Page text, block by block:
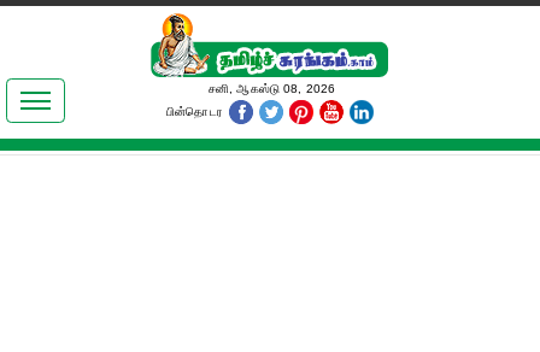
இலக்கியங்கள்
தமிழ் உலகம்
சனி, ஆகஸ்டு 08, 2026
பின்தொடர